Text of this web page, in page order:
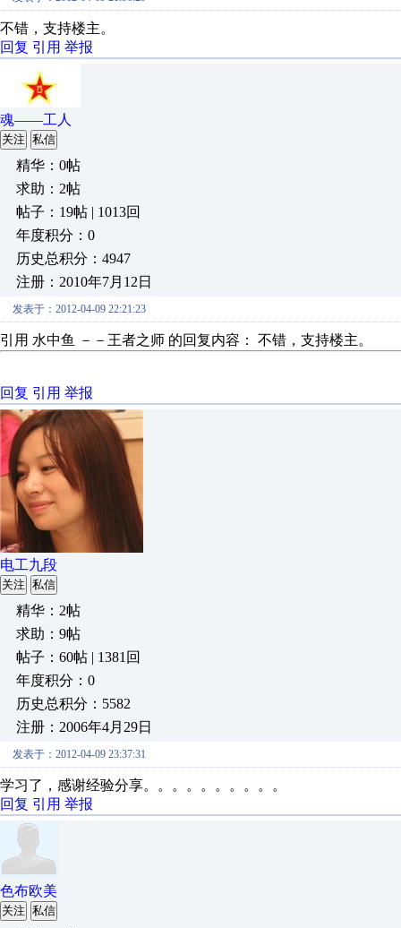
不错，支持楼主。
回复 引用 举报
魂——工人
关注 私信
精华：0帖
求助：2帖
帖子：19帖 | 1013回
年度积分：0
历史总积分：4947
注册：2010年7月12日
发表于：2012-04-09 22:21:23
引用 水中鱼 －－王者之师 的回复内容： 不错，支持楼主。
回复 引用 举报
电工九段
关注 私信
精华：2帖
求助：9帖
帖子：60帖 | 1381回
年度积分：0
历史总积分：5582
注册：2006年4月29日
发表于：2012-04-09 23:37:31
学习了，感谢经验分享。。。。。。。。。。
回复 引用 举报
色布欧美
关注 私信